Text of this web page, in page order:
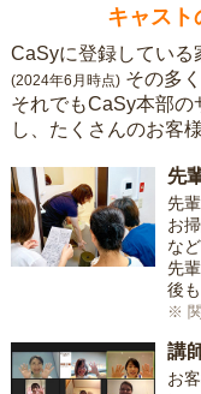
キャスト
CaSyに登録している
(2024年6月時点) その多
それでもCaSy本部の
し、たくさんのお客
先
先
お
な
先
後
※
講
お